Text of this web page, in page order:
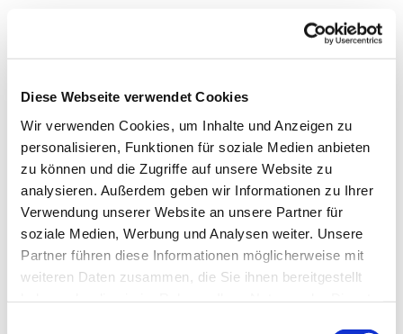
Diese Webseite verwendet Cookies
Wir verwenden Cookies, um Inhalte und Anzeigen zu
personalisieren, Funktionen für soziale Medien anbieten
zu können und die Zugriffe auf unsere Website zu
analysieren. Außerdem geben wir Informationen zu Ihrer
Verwendung unserer Website an unsere Partner für
soziale Medien, Werbung und Analysen weiter. Unsere
Partner führen diese Informationen möglicherweise mit
weiteren Daten zusammen, die Sie ihnen bereitgestellt